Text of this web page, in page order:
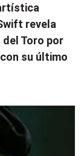
revela
Toro por
su último